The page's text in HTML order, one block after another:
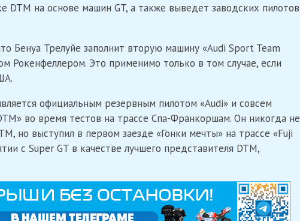
DTM на основе машин GT, а также выведет заводских пилотов
Бенуа Трелуйе заполнит вторую машину «Audi Sport Team
Рокенфеллером. Это применимо только в том случае, если
официальным резервным пилотом «Audi» и совсем
во время тестов на трассе Спа-Франкоршам. Он никогда не
но выступил в первом заезде «Гонки мечты» на трассе «Fuji
с Super GT в качестве лучшего представителя DTM,